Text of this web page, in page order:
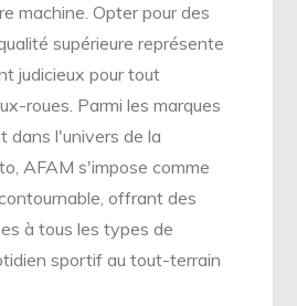
machine. Opter pour des
supérieure représente
judicieux pour tout
roues. Parmi les marques
dans l'univers de la
AFAM s'impose comme
offrant des
à tous les types de
sportif au tout-terrain